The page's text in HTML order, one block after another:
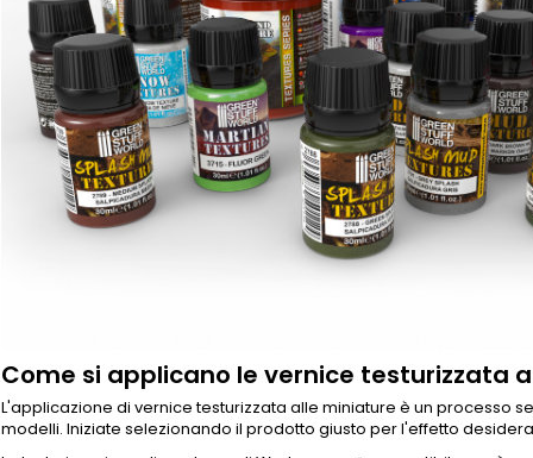
Come si applicano le vernice testurizzata
L'applicazione di vernice testurizzata alle miniature è un processo
modelli. Iniziate selezionando il prodotto giusto per l'effetto